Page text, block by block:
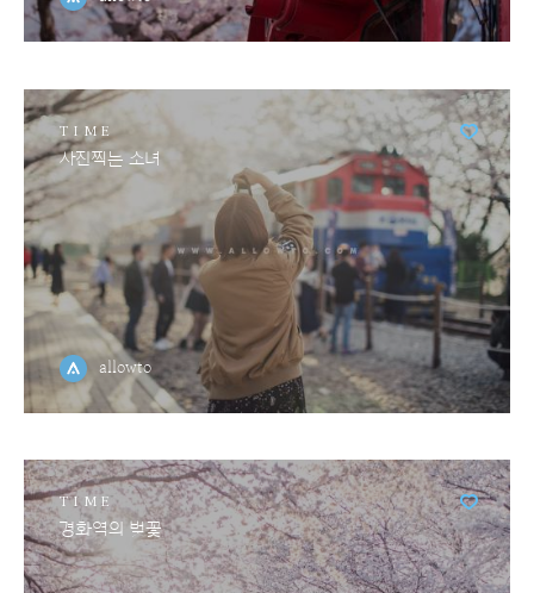
TIME
사진찍는 소녀
allowto
TIME
경화역의 벚꽃